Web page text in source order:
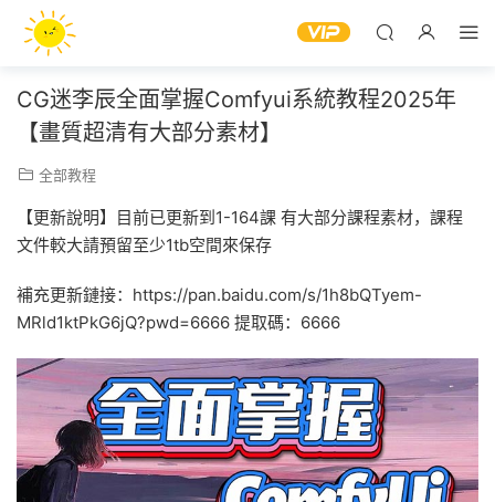
CG迷李辰全面掌握Comfyui系統教程2025年
【畫質超清有大部分素材】
全部教程
【更新說明】目前已更新到1-164課 有大部分課程素材，課程
文件較大請預留至少1tb空間來保存
補充更新鏈接：https://pan.baidu.com/s/1h8bQTyem-
MRld1ktPkG6jQ?pwd=6666 提取碼：6666